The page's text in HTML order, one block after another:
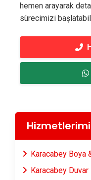
hemen arayarak
sürecimizi
Karacabey Boya
Karacabey Duvar